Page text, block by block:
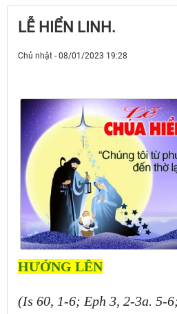
LỄ HIỂN LINH.
Chủ nhật - 08/01/2023 19:28
HƯỚNG LÊN
(Is 60, 1-6; Eph 3, 2-3a. 5-